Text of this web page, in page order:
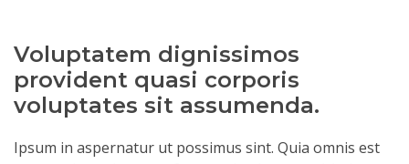
Voluptatem dignissimos
provident quasi corporis
voluptates sit assumenda.
Ipsum in aspernatur ut possimus sint. Quia omnis est